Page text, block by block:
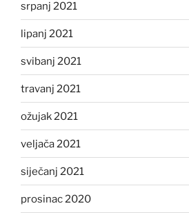
srpanj 2021
lipanj 2021
svibanj 2021
travanj 2021
ožujak 2021
veljača 2021
siječanj 2021
prosinac 2020